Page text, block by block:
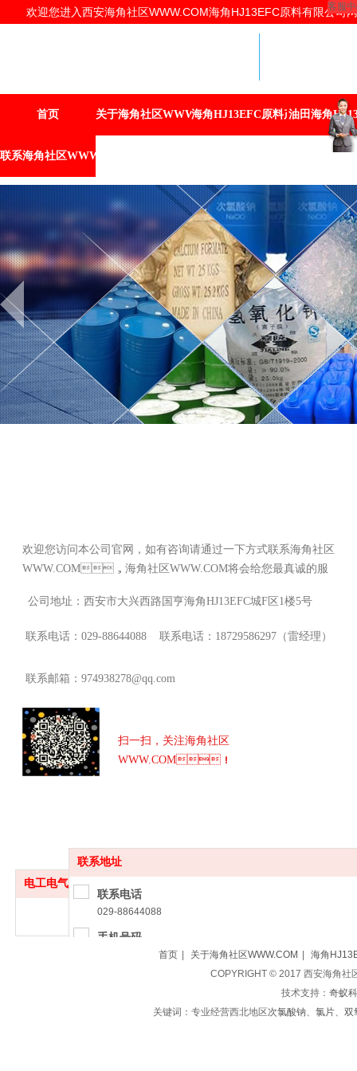
欢迎您进入西安海角社区WWW.COM海角HJ13EFC原料有限公司网站
首页 关于海角社区WWW.COM海角HJ13EFC原料产品油田海角
联系海角社区WWW.COM
欢迎您访问本公司官网，如有咨询请通过一下方式联系海角社区
WWW.COM，海角社区WWW.COM将会给您最真诚的服
公司地址：西安市大兴西路国亨海角HJ13EFC城F区1楼5号
联系电话：029-88644088 联系电话：18729586297（雷经理）
联系邮箱：974938278@qq.com
扫一扫，关注海角社区
WWW.COM！
电工电气
联系地址
联系电话
029-88644088
手机号码
18729586297（雷经理）
西安市大兴西路国亨海角HJ13EFC城F区1楼5号
首页 关于海角社区WWW.COM
海角
COPYRIGHT © 2017 西安海角社
技术支持： 奇蚁
关键词：专业经营西北地区次氯酸钠、 氯片、 双
客服